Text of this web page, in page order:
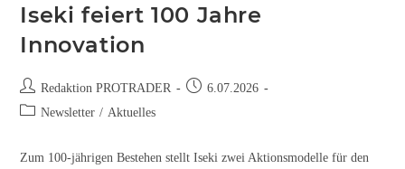
Iseki feiert 100 Jahre
Innovation
Redaktion PROTRADER
6.07.2026
Newsletter / Aktuelles
Zum 100-jährigen Bestehen stellt Iseki zwei Aktionsmodelle für den